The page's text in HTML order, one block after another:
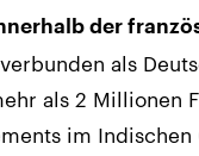
der
als
als 2 Millionen
im Indischen